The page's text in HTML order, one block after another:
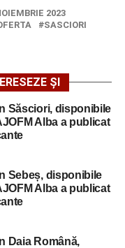
2023
SASCIORI
ȘI
Săsciori, disponibile
Alba a publicat
Sebeș, disponibile
Alba a publicat
Daia Română,